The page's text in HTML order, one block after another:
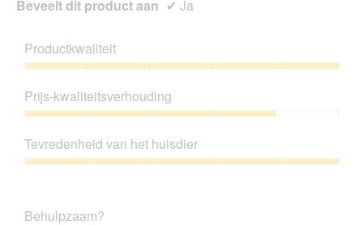
Beveelt dit product aan ✔ Ja
Productkwaliteit
5
van
5
Prijs-kwaliteitsverhouding
kwaliteitsverhouding,
4
van
Tevredenheid van het huisdier
huisdier,
Behulpzaam?